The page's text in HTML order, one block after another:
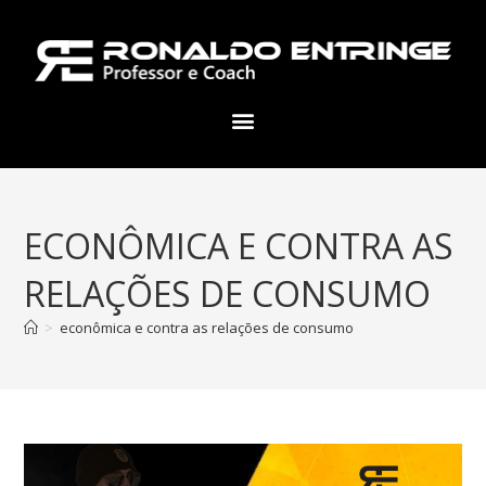
ECONÔMICA E CONTRA AS
RELAÇÕES DE CONSUMO
> econômica e contra as relações de consumo